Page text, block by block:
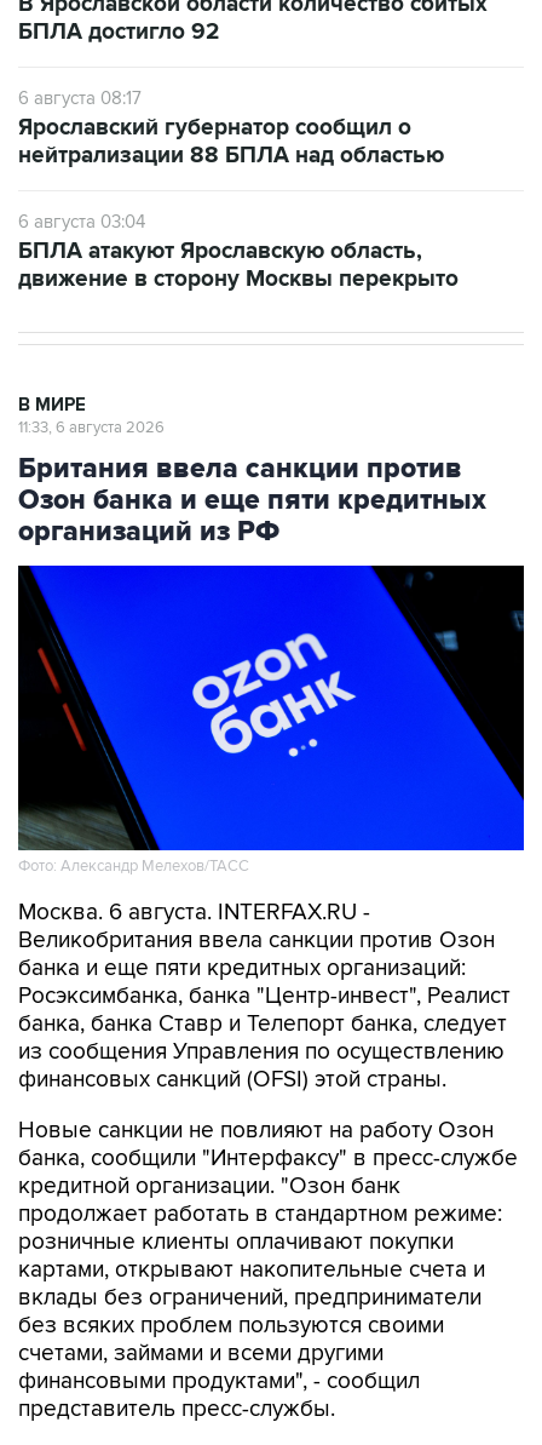
БПЛА достигло 92
6 августа 08:17
Ярославский губернатор сообщил о
нейтрализации 88 БПЛА над областью
6 августа 03:04
БПЛА атакуют Ярославскую область,
движение в сторону Москвы перекрыто
В МИРЕ
11:33, 6 августа 2026
Британия ввела санкции против
Озон банка и еще пяти кредитных
организаций из РФ
Фото: Александр Мелехов/ТАСС
Москва. 6 августа. INTERFAX.RU -
Великобритания ввела санкции против Озон
банка и еще пяти кредитных организаций:
Росэксимбанка, банка "Центр-инвест", Реалист
банка, банка Ставр и Телепорт банка, следует
из сообщения Управления по осуществлению
финансовых санкций (OFSI) этой страны.
Новые санкции не повлияют на работу Озон
банка, сообщили "Интерфаксу" в пресс-службе
кредитной организации. "Озон банк
продолжает работать в стандартном режиме:
розничные клиенты оплачивают покупки
картами, открывают накопительные счета и
вклады без ограничений, предприниматели
без всяких проблем пользуются своими
счетами, займами и всеми другими
финансовыми продуктами", - сообщил
представитель пресс-службы.